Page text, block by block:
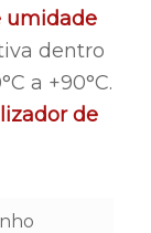
umidade
dentro
a +90°C.
de